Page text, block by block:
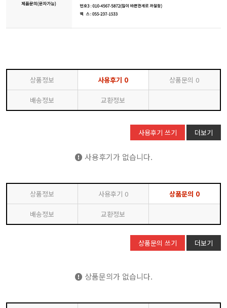
상품정보 사용후기 0 상품문의 0
배송정보 교환정보
사용후기 쓰기 더보기
사용후기가 없습니다.
상품정보 사용후기 0 상품문의 0
배송정보 교환정보
상품문의 쓰기 더보기
상품문의가 없습니다.